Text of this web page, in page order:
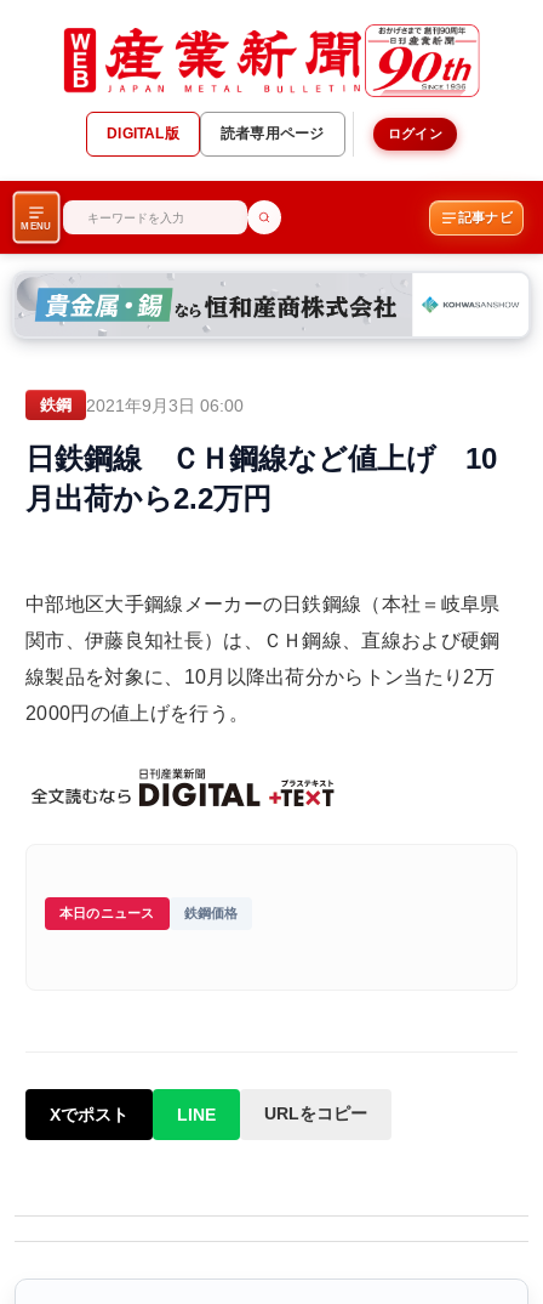
DIGITAL版 読者専用ページ ログイン
MENU
記事ナビ
鉄鋼 2021年9月3日 06:00
日鉄鋼線 ＣＨ鋼線など値上げ 10
月出荷から2.2万円
中部地区大手鋼線メーカーの日鉄鋼線（本社＝岐阜県
関市、伊藤良知社長）は、ＣＨ鋼線、直線および硬鋼
線製品を対象に、10月以降出荷分からトン当たり2万
2000円の値上げを行う。
本日のニュース 鉄鋼価格
Xでポスト LINE URLをコピー